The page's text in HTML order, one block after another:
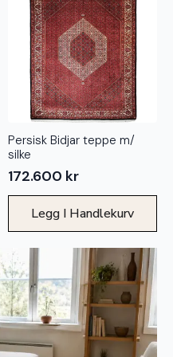
Persisk Bidjar teppe m/
silke
172.600 kr
Legg I Handlekurv